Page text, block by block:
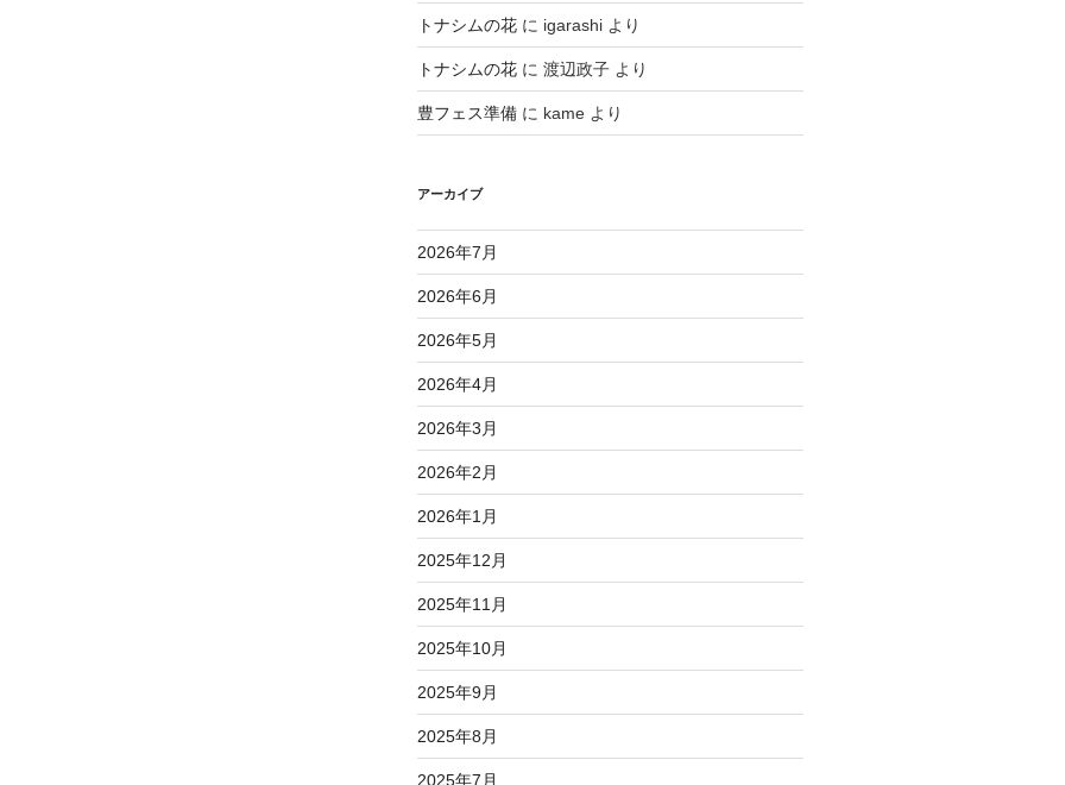
トナシムの花に igarashiより
トナシムの花に 渡辺政子より
豊フェス準備に kameより
アーカイブ
2026年7月
2026年6月
2026年5月
2026年4月
2026年3月
2026年2月
2026年1月
2025年12月
2025年11月
2025年10月
2025年9月
2025年8月
2025年7月